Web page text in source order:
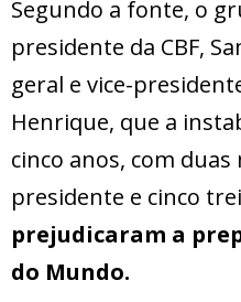
Segundo a fonte, o
presidente da CBF,
geral e vice-
Henrique, que a
cinco anos, com duas
presidente e cinco
prejudicaram a
do Mundo.